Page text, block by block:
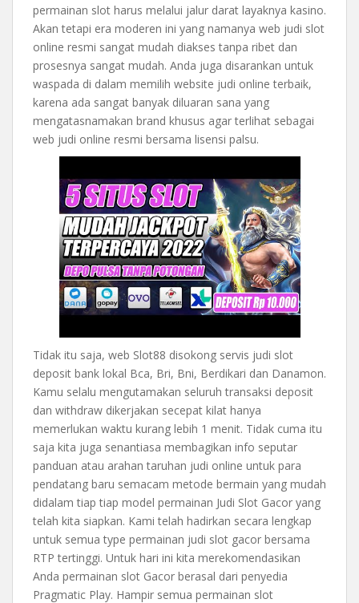
permainan slot harus melalui jalur darat layaknya kasino.
Akan tetapi era moderen ini yang namanya web judi slot
online resmi sangat mudah diakses tanpa ribet dan
prosesnya sangat mudah. Anda juga disarankan untuk
waspada di dalam memilih website judi online terbaik,
karena ada sangat banyak diluaran sana yang
mengatasnamakan brand khusus agar terlihat sebagai
web judi online resmi bersama lisensi palsu.
Tidak itu saja, web Slot88 disokong servis judi slot
deposit bank lokal Bca, Bri, Bni, Berdikari dan Danamon.
Kamu selalu mengutamakan seluruh transaksi deposit
dan withdraw dikerjakan secepat kilat hanya
memerlukan waktu kurang lebih 1 menit. Tidak cuma itu
saja kita juga senantiasa membagikan info seputar
panduan atau arahan taruhan judi online untuk para
pendatang baru semacam metode bermain yang mudah
didalam tiap tiap model permainan Judi Slot Gacor yang
telah kita siapkan. Kami telah hadirkan secara lengkap
untuk semua type permainan judi slot gacor bersama
RTP tertinggi. Untuk hari ini kita merekomendasikan
Anda permainan slot Gacor berasal dari penyedia
Pragmatic Play. Hampir semua permainan slot